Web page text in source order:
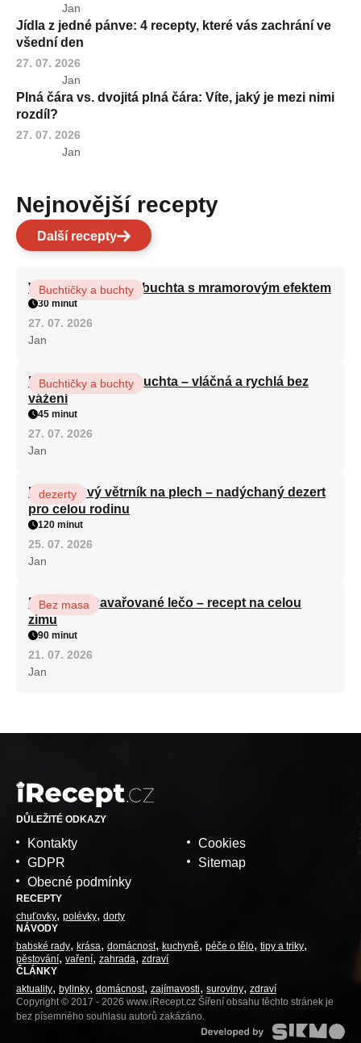
Jan
Jídla z jedné pánve: 4 recepty, které vás zachrání ve
všední den
27. 07. 2026
Jan
Plná čára vs. dvojitá plná čára: Víte, jaký je mezi nimi
rozdíl?
27. 07. 2026
Jan
Nejnovější recepty
Další recepty
Vláčná olejová litá buchta s mramorovým efektem
Buchtičky a buchty
30 minut
27. 07. 2026
Jan
Hrnková maková buchta – vláčná a rychlá bez
vážení
Buchtičky a buchty
45 minut
27. 07. 2026
Jan
Karamelový větrník na plech – nadýchaný dezert
pro celou rodinu
dezerty
120 minut
25. 07. 2026
Jan
Babiččino zavařované lečo – recept na celou
zimu
Bez masa
90 minut
21. 07. 2026
Jan
DŮLEŽITÉ ODKAZY
Kontakty
GDPR
Obecné podmínky
Cookies
Sitemap
RECEPTY
chuťovky polévky dorty
NÁVODY
babské rady krása domácnost kuchyně péče o tělo tipy a triky
pěstování vaření zahrada
zdraví
ČLÁNKY
aktuality bylinky domácnost zajímavosti suroviny zdraví
Copyright © 2017 - 2026 www.iRecept.cz Šíření obsahu těchto stránek je
bez písemného souhlasu autorů zakázáno.